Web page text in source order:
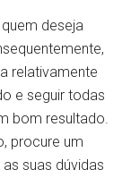
deseja
relativamente
e seguir todas
bom resultado.
procure um
suas dúvidas